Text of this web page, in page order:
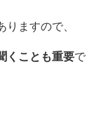
ますので、
くことも重要で